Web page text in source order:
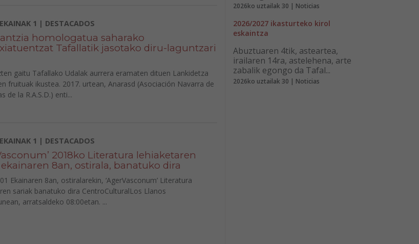
1 | DESTACADOS
homologatua saharako
Tafallatik jasotako diru-laguntzari
gaitu Tafallako Udalak aurrera eramaten dituen Lankidetza
fruituak ikustea. 2017. urtean, Anarasd (Asociación Navarra de
de la R.A.S.D.) enti...
1 | DESTACADOS
2018ko Literatura lehiaketaren
8an, ostirala, banatuko dira
Ekainaren 8an, ostiralarekin, ‘AgerVasconum’ Literatura
sariak banatuko dira CentroCulturalLos Llanos
arratsaldeko 08:00etan. ...
2026ko uztailak 30 | Noticias
2026/2027 ikasturteko kirol
eskaintza
Abuztuaren 4tik, asteartea,
irailaren 14ra, astelehena, arte
zabalik egongo da Tafal...
2026ko uztailak 30 | Noticias